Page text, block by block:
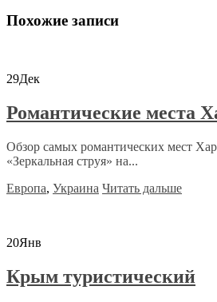
Похожие записи
29Дек
Романтические места
Обзор самых романтических мест
«Зеркальная струя» на...
Европа, Украина Читать дальше
20Янв
Крым туристический